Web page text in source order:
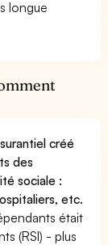
longue
créé
des
sociale :
etc.
était
(RSI) - plus